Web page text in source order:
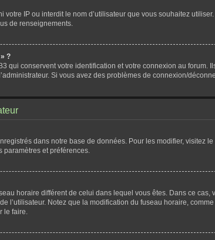
votre IP ou interdit le nom d’utilisateur que vous souhaitez
de renseignements.
?
qui conservent votre identification et votre connexion au forum.
Si vous avez des problèmes de connexion/
dans notre base de données. Pour les modifier, visitez
paramètres et préférences.
horaire différent de celui dans lequel vous êtes. Dans ce
l’utilisateur. Notez que la modification du fuseau horaire,
le faire.